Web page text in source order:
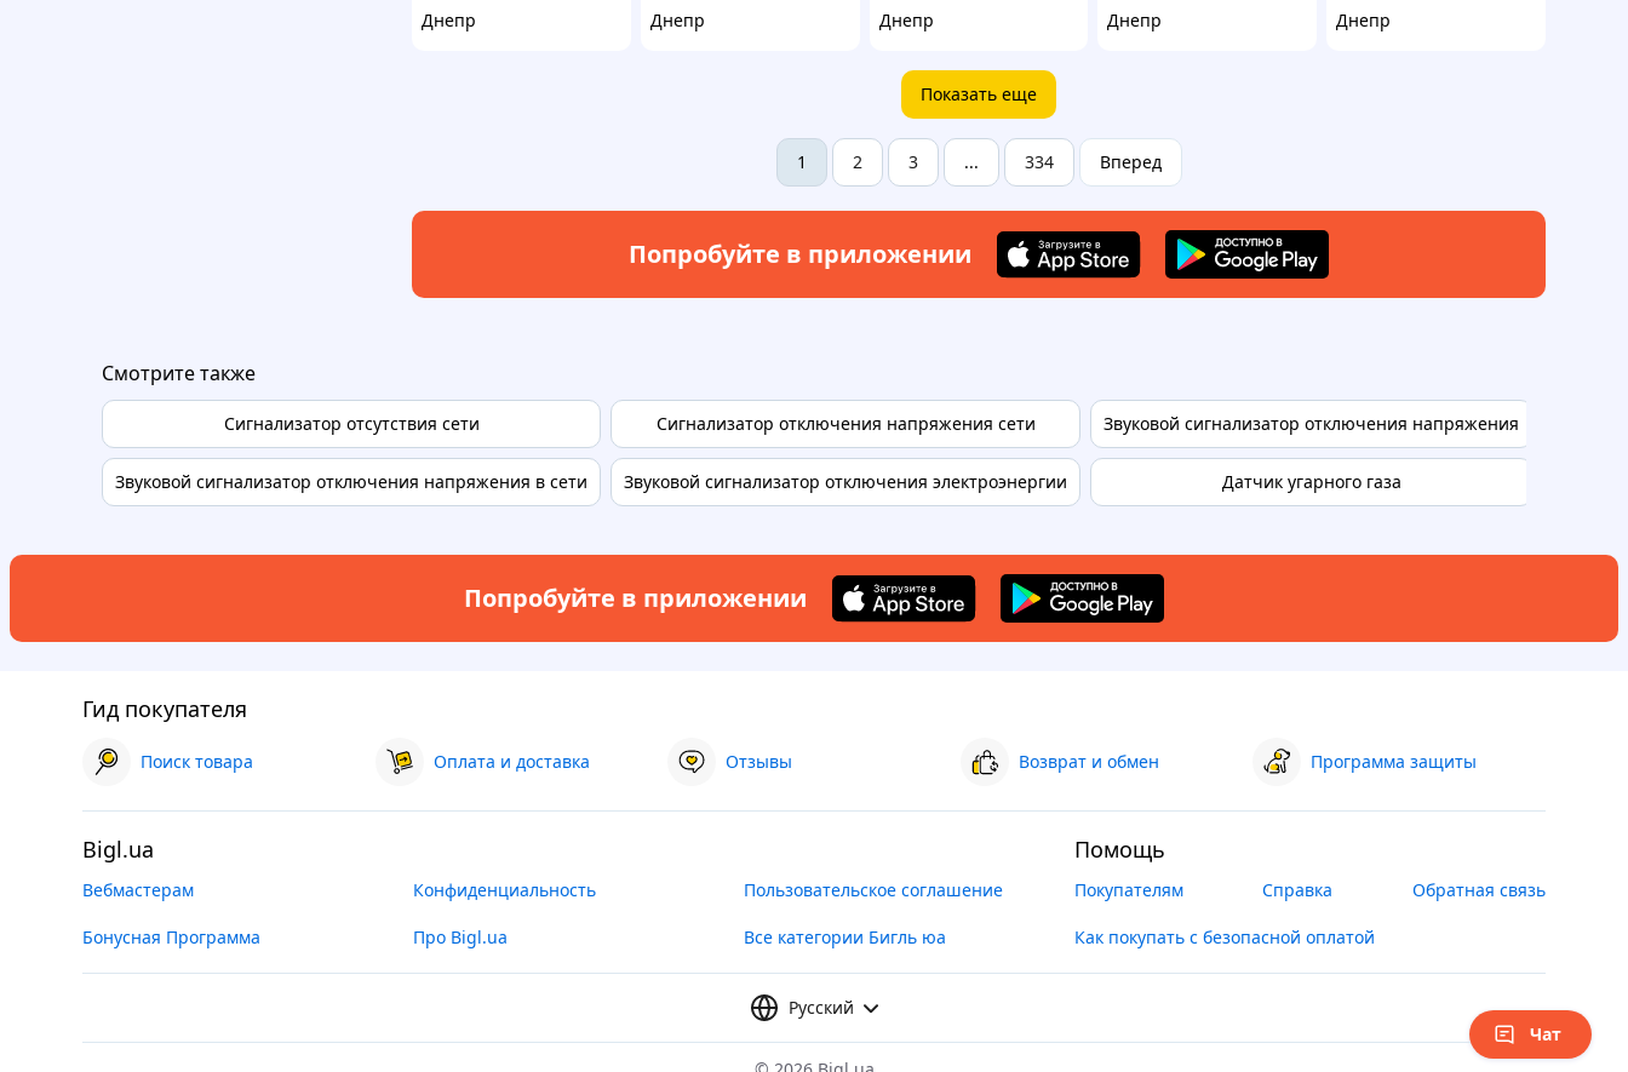
Днепр
Днепр
Днепр
Днепр
Днепр
Показать еще
1 2 3 ... 334 Вперед
Попробуйте в приложении
Смотрите также
Сигнализатор отсутствия сети
Звуковой сигнализатор отключения напряжения в сети
Сигнализатор отключения напряжения сети
Звуковой сигнализатор отключения электроэнергии
Звуковой сигнализатор отключения напряжения
Датчик угарного газа
Попробуйте в приложении
Гид покупателя
Поиск товара Оплата и доставка Отзывы Возврат и обмен Программа защиты
Bigl.ua
Вебмастерам Конфиденциальность Пользовательское соглашение
Бонусная Программа Про Bigl.ua Все категории Бигль юа
Помощь
Покупателям Справка Обратная связь
Как покупать с безопасной оплатой
Русский
Чат